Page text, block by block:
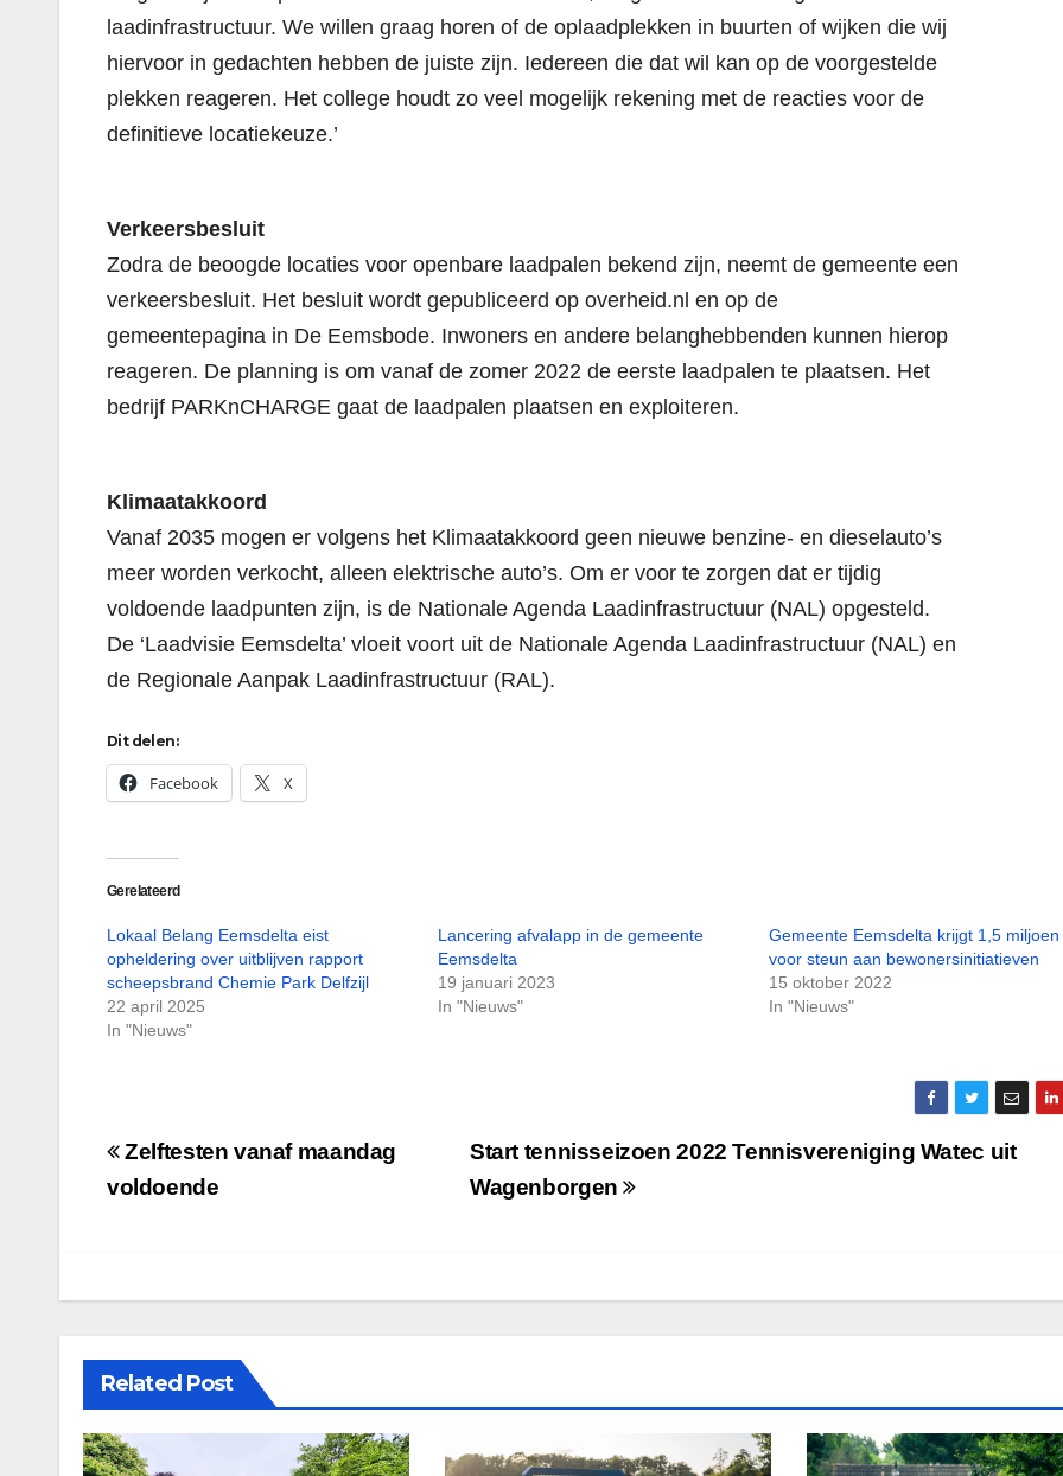
laadinfrastructuur. We willen graag horen of de oplaadplekken in buurten of wijken die wij
hiervoor in gedachten hebben de juiste zijn. Iedereen die dat wil kan op de voorgestelde
plekken reageren. Het college houdt zo veel mogelijk rekening met de reacties voor de
definitieve locatiekeuze.’
Verkeersbesluit
Zodra de beoogde locaties voor openbare laadpalen bekend zijn, neemt de gemeente een
verkeersbesluit. Het besluit wordt gepubliceerd op overheid.nl en op de
gemeentepagina in De Eemsbode. Inwoners en andere belanghebbenden kunnen hierop
reageren. De planning is om vanaf de zomer 2022 de eerste laadpalen te plaatsen. Het
bedrijf PARKnCHARGE gaat de laadpalen plaatsen en exploiteren.
Klimaatakkoord
Vanaf 2035 mogen er volgens het Klimaatakkoord geen nieuwe benzine- en dieselauto’s
meer worden verkocht, alleen elektrische auto’s. Om er voor te zorgen dat er tijdig
voldoende laadpunten zijn, is de Nationale Agenda Laadinfrastructuur (NAL) opgesteld.
De ‘Laadvisie Eemsdelta’ vloeit voort uit de Nationale Agenda Laadinfrastructuur (NAL) en
de Regionale Aanpak Laadinfrastructuur (RAL).
Dit delen:
Facebook X
Gerelateerd
Lokaal Belang Eemsdelta eist
opheldering over uitblijven rapport
scheepsbrand Chemie Park Delfzijl
22 april 2025
In "Nieuws"
Lancering afvalapp in de gemeente
Eemsdelta
19 januari 2023
In "Nieuws"
Gemeente Eemsdelta krijgt 1,5 miljoen
voor steun aan bewonersinitiatieven
15 oktober 2022
In "Nieuws"
Bericht
navigatie
Start tennisseizoen 2022 Tennisvereniging Watec uit
Wagenborgen
Zelftesten vanaf maandag
voldoende
Related Post